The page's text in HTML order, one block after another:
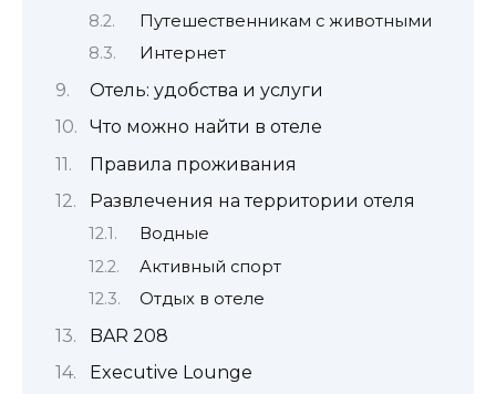
Путешественникам с животными
Интернет
Отель: удобства и услуги
Что можно найти в отеле
Правила проживания
Развлечения на территории отеля
Водные
Активный спорт
Отдых в отеле
BAR 208
Executive Lounge